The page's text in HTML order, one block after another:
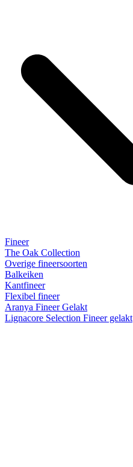
Fineer
The Oak Collection
Overige fineersoorten
Balkeiken
Kantfineer
Flexibel fineer
Aranya Fineer Gelakt
Lignacore Selection Fineer gelakt